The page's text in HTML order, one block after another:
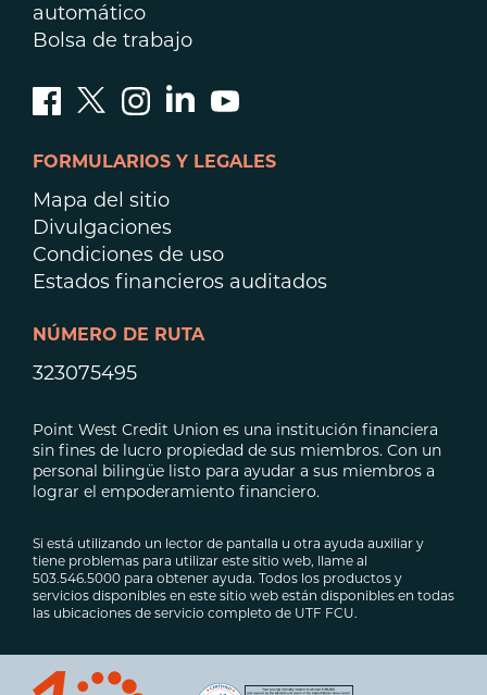
automático
Bolsa de trabajo
FORMULARIOS Y LEGALES
Mapa del sitio
Divulgaciones
Condiciones de uso
Estados financieros auditados
NÚMERO DE RUTA
323075495
Point West Credit Union es una institución financiera
sin fines de lucro propiedad de sus miembros. Con un
personal bilingüe listo para ayudar a sus miembros a
lograr el empoderamiento financiero.
Si está utilizando un lector de pantalla u otra ayuda auxiliar y
tiene problemas para utilizar este sitio web, llame al
503.546.5000 para obtener ayuda. Todos los productos y
servicios disponibles en este sitio web están disponibles en todas
las ubicaciones de servicio completo de UTF FCU.